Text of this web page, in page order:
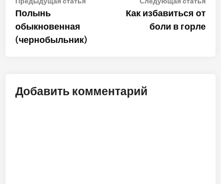
по
записям
Полынь
обыкновенная
(чернобыльник)
Как избавиться от
боли в горле
Добавить комментарий